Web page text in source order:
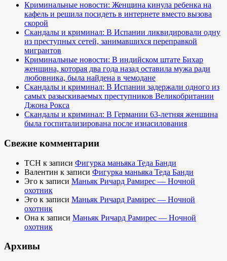
Криминальные новости: Женщина кинула ребенка на
кафель и решила посидеть в интернете вместо вызова
скорой
Скандалы и криминал: В Испании ликвидировали одну
из преступных сетей, занимавшихся переправкой
мигрантов
Криминальные новости: В индийском штате Бихар
женщина, которая два года назад оставила мужа ради
любовника, была найдена в чемодане
Скандалы и криминал: В Испании задержали одного из
самых разыскиваемых преступников Великобритании
Джона Рокса
Скандалы и криминал: В Германии 63-летняя женщина
была госпитализирована после изнасилования
Свежие комментарии
TCH к записи Фигурка маньяка Теда Банди
Валентин к записи Фигурка маньяка Теда Банди
Эго к записи Маньяк Ричард Рамирес — Ночной
охотник
Эго к записи Маньяк Ричард Рамирес — Ночной
охотник
Она к записи Маньяк Ричард Рамирес — Ночной
охотник
Архивы